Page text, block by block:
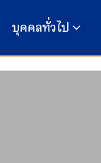
บุคคลทั่วไป